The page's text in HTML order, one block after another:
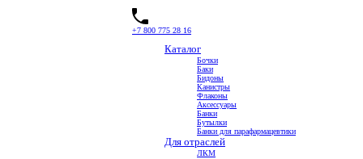
+7 800 775 28 16
Каталог
Бочки
Баки
Бидоны
Канистры
Флаконы
Аксессуары
Банки
Бутылки
Банки для парафармацевтики
Для отраслей
ЛКМ
Жизнь нашего коллектива